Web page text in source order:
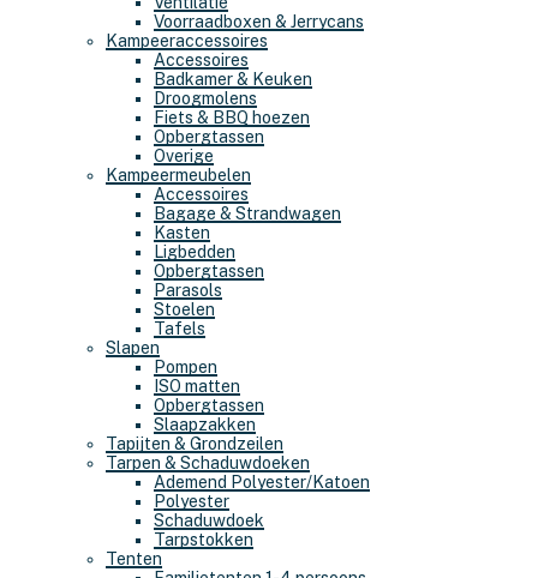
Voorraadboxen & Jerrycans
Kampeeraccessoires
Accessoires
Badkamer & Keuken
Droogmolens
Fiets & BBQ hoezen
Opbergtassen
Overige
Kampeermeubelen
Accessoires
Bagage & Strandwagen
Kasten
Ligbedden
Opbergtassen
Parasols
Stoelen
Tafels
Slapen
Pompen
ISO matten
Opbergtassen
Slaapzakken
Tapijten & Grondzeilen
Tarpen & Schaduwdoeken
Ademend Polyester/Katoen
Polyester
Schaduwdoek
Tarpstokken
Tenten